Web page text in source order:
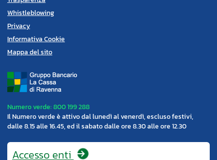
Whistleblowing
Privacy
Informativa Cookie
Mappa del sito
Numero verde: 800 199 288
Il Numero verde è attivo dal lunedì al venerdì, escluso festivi,
dalle 8.15 alle 16.45, ed il sabato dalle ore 8.30 alle ore 12.30
Accesso enti